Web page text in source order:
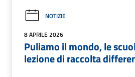
NOTIZIE
8 APRILE 2026
Puliamo il mondo, le
lezione di raccolta